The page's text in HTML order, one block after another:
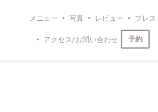
メニュー 写真 レビュー プレス
アクセス/お問い合わせ 予約